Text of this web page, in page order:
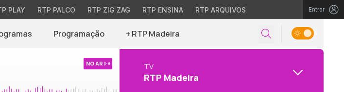
PLAY RTP PALCO RTP ZIG ZAG RTP ENSINA RTP ARQUIVOS Entrar
Programação + RTP Madeira
NO AR TV
RTP Madeira